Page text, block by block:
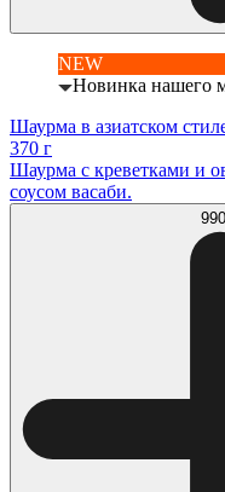
NEW
Новинка нашего
Шаурма в азиатском
370 г
Шаурма с креветками и
соусом васаби.